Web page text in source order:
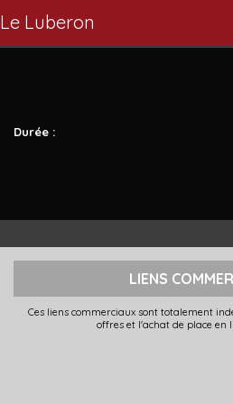
Le Luberon
Durée :
LIENS
Ces liens commerciaux sont totalement
offres et l'achat de place en